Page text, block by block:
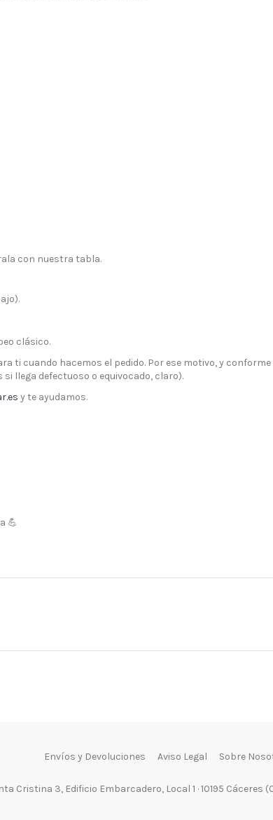
con nuestra tabla.
clásico.
ti cuando hacemos el pedido. Por ese motivo, y
llega defectuoso o equivocado, claro).
y te ayudamos.
💪
Envíos y Devoluciones Aviso Legal Sobre
Cristina 3, Edificio Embarcadero, Local 1 · 10195 Cáceres